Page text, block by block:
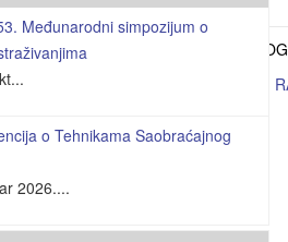
USLOVA ZA ODBRANU ZAVRŠNOG
Međunarodni simpozijum o
o Tehnikama Saobraćajnog
2026....